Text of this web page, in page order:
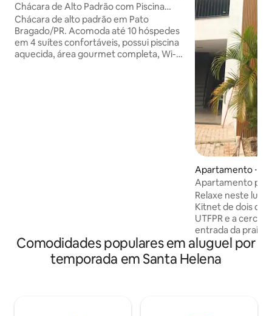
Chácara de Alto Padrão com Piscina
Aquecida
Chácara de alto padrão em Pato
Bragado/PR. Acomoda até 10 hóspedes
em 4 suítes confortáveis, possui piscina
aquecida, área gourmet completa, Wi-Fi,
Apartamento ⋅
Apartamento
a praia
Relaxe neste
Kitnet de dois
UTFPR e a cerca
entrada da praia
Helena. O
quartos com
condicionado em
Comodidades populares em aluguel por
temporada em Santa Helena